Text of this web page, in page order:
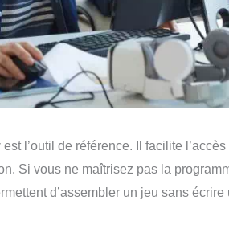
est l’outil de référence. Il facilite
Si vous ne maîtrisez pas la
d’assembler un jeu sans